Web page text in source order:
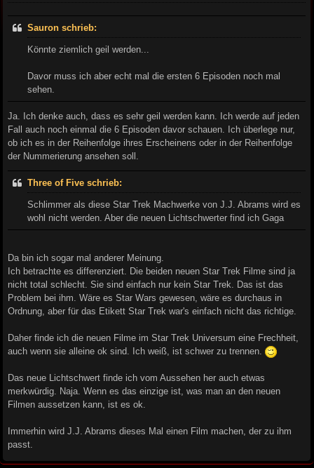
Sauron schrieb:
Könnte ziemlich geil werden...
Davor muss ich aber echt mal die ersten 6 Episoden noch mal
sehen.
Ja. Ich denke auch, dass es sehr geil werden kann. Ich werde auf jeden
Fall auch noch einmal die 6 Episoden davor schauen. Ich überlege nur,
ob ich es in der Reihenfolge ihres Erscheinens oder in der Reihenfolge
der Nummerierung ansehen soll.
Three of Five schrieb:
Schlimmer als diese Star Trek Machwerke von J.J. Abrams wird es
wohl nicht werden. Aber die neuen Lichtschwerter find ich Gaga
Da bin ich sogar mal anderer Meinung.
Ich betrachte es differenziert. Die beiden neuen Star Trek Filme sind ja
nicht total schlecht. Sie sind einfach nur kein Star Trek. Das ist das
Problem bei ihm. Wäre es Star Wars gewesen, wäre es durchaus in
Ordnung, aber für das Etikett Star Trek war's einfach nicht das richtige.
Daher finde ich die neuen Filme im Star Trek Universum eine Frechheit,
auch wenn sie alleine ok sind. Ich weiß, ist schwer zu trennen.
Das neue Lichtschwert finde ich vom Aussehen her auch etwas
merkwürdig. Naja. Wenn es das einzige ist, was man an den neuen
Filmen aussetzen kann, ist es ok.
Immerhin wird J.J. Abrams dieses Mal einen Film machen, der zu ihm
passt.